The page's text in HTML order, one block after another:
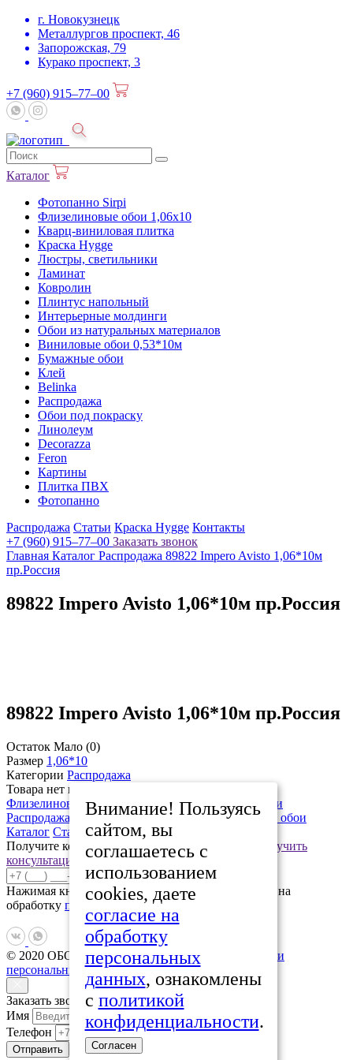
г. Новокузнецк
Металлургов проспект, 46
Запорожская, 79
Курако проспект, 3
+7 (960) 915–77–00
Каталог
Фотопанно Sirpi
Флизелиновые обои 1,06х10
Кварц-виниловая плитка
Краска Hygge
Люстры, светильники
Ламинат
Ковролин
Плинтус напольный
Интерьерные молдинги
Обои из натуральных материалов
Виниловые обои 0,53*10м
Бумажные обои
Клей
Belinka
Распродажа
Обои под покраску
Линолеум
Decorazza
Feron
Картины
Плитка ПВХ
Фотопанно
Распродажа Статьи Краска Hygge Контакты
+7 (960) 915–77–00 Заказать звонок
Главная Каталог Распродажа 89822 Impero Avisto 1,06*10м
пр.Россия
89822 Impero Avisto 1,06*10м пр.Россия
89822 Impero Avisto 1,06*10м пр.Россия
Остаток Мало (0)
Размер 1,06*10
Категории Распродажа
Товара нет на складе!
Флизелиновые обои 1,06х10 Люстры, светильники
Распродажа
Виниловые обои 0,53*10м Бумажные обои
Каталог Статьи Распродажа Контакты
Получите консультацию нашего специалиста
Получить
консультацию
Отправить
Нажимая кнопку «Отправить», вы даете согласие на
обработку персональных данных
© 2020 ОБОИPLUS Политика защиты и обработки
персональных данных
Заказать звонок
Имя
Телефон
Отправить
Внимание! Пользуясь
сайтом, вы
соглашаетесь с
использованием
cookies, даете
согласие на
обработку
персональных
данных, ознакомлены
с политикой
конфиденциальности.
Согласен